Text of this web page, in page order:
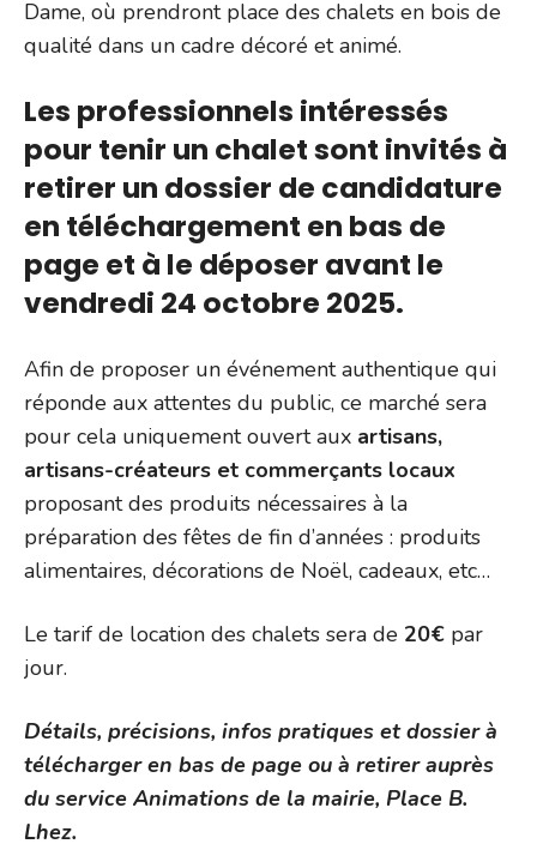
Dame, où prendront place des chalets en bois de
qualité dans un cadre décoré et animé.
Les professionnels intéressés
pour tenir un chalet sont invités à
retirer un dossier de candidature
en téléchargement en bas de
page et à le déposer avant le
vendredi 24 octobre 2025.
Afin de proposer un événement authentique qui
réponde aux attentes du public, ce marché sera
pour cela uniquement ouvert aux artisans,
artisans-créateurs et commerçants locaux
proposant des produits nécessaires à la
préparation des fêtes de fin d’années : produits
alimentaires, décorations de Noël, cadeaux, etc…
Le tarif de location des chalets sera de 20€ par
jour.
Détails, précisions, infos pratiques et dossier à
télécharger en bas de page ou à retirer auprès
du service Animations de la mairie, Place B.
Lhez.